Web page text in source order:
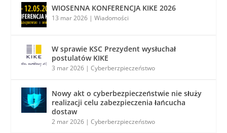
WIOSENNA KONFERENCJA KIKE 2026
13 mar 2026 |Wiadomości
W sprawie KSC Prezydent wysłuchał
postulatów KIKE
3 mar 2026 |Cyberberzpieczeństwo
Nowy akt o cyberbezpieczeństwie nie służy
realizacji celu zabezpieczenia łańcucha
dostaw
2 mar 2026 |Cyberberzpieczeństwo